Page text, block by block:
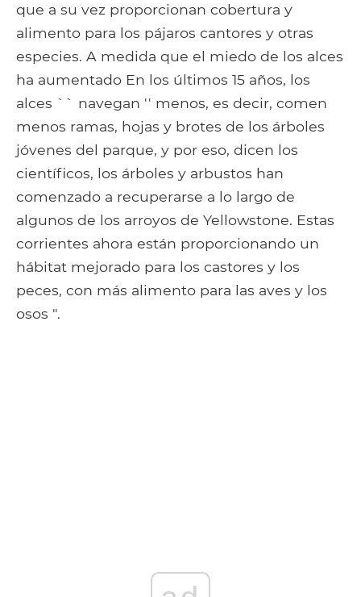
que a su vez proporcionan cobertura y
alimento para los pájaros cantores y otras
especies. A medida que el miedo de los alces
ha aumentado En los últimos 15 años, los
alces `` navegan '' menos, es decir, comen
menos ramas, hojas y brotes de los árboles
jóvenes del parque, y por eso, dicen los
científicos, los árboles y arbustos han
comenzado a recuperarse a lo largo de
algunos de los arroyos de Yellowstone. Estas
corrientes ahora están proporcionando un
hábitat mejorado para los castores y los
peces, con más alimento para las aves y los
osos ".